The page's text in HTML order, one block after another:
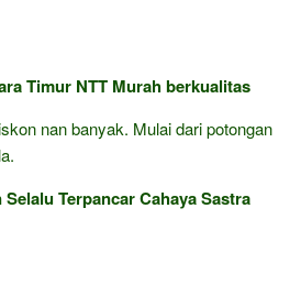
Timur NTT Murah berkualitas
nan banyak. Mulai dari potongan
Terpancar Cahaya Sastra